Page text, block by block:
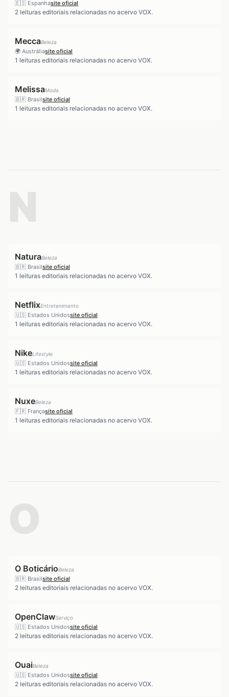
🇪🇸 Espanhasite oficial
2 leituras editoriais relacionadas no acervo VOX.
MeccaBeleza
🌍 Austráliasite oficial
1 leituras editoriais relacionadas no acervo VOX.
MelissaModa
🇧🇷 Brasilsite oficial
1 leituras editoriais relacionadas no acervo VOX.
NaturaBeleza
🇧🇷 Brasilsite oficial
1 leituras editoriais relacionadas no acervo VOX.
NetflixEntretenimento
🇺🇸 Estados Unidossite oficial
1 leituras editoriais relacionadas no acervo VOX.
NikeLifestyle
🇺🇸 Estados Unidossite oficial
1 leituras editoriais relacionadas no acervo VOX.
NuxeBeleza
🇫🇷 Françasite oficial
1 leituras editoriais relacionadas no acervo VOX.
O BoticárioBeleza
🇧🇷 Brasilsite oficial
2 leituras editoriais relacionadas no acervo VOX.
OpenClawServiço
🇺🇸 Estados Unidossite oficial
2 leituras editoriais relacionadas no acervo VOX.
OuaiBeleza
🇺🇸 Estados Unidossite oficial
2 leituras editoriais relacionadas no acervo VOX.